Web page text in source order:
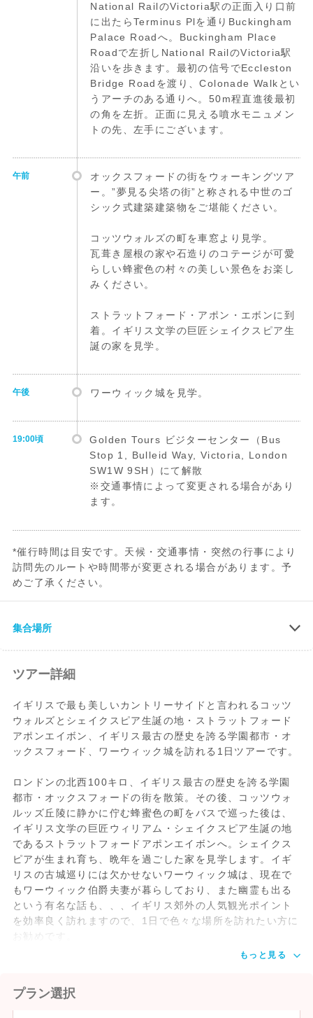
National RailのVictoria駅の正面入り口前
に出たらTerminus Plを通りBuckingham
Palace Roadへ。Buckingham Place
Roadで左折しNational RailのVictoria駅
沿いを歩きます。最初の信号でEccleston
Bridge Roadを渡り、Colonade Walkとい
うアーチのある通りへ。50m程直進後最初
の角を左折。正面に見える噴水モニュメン
トの先、左手にございます。
午前
オックスフォードの街をウォーキングツア
ー。”夢見る尖塔の街”と称される中世のゴ
シック式建築建築物をご堪能ください。
コッツウォルズの町を車窓より見学。
瓦葺き屋根の家や石造りのコテージが可愛
らしい蜂蜜色の村々の美しい景色をお楽し
みください。
ストラットフォード・アポン・エボンに到
着。イギリス文学の巨匠シェイクスピア生
誕の家を見学。
午後 ワーウィック城を見学。
19:00頃
Golden Tours ビジターセンター（Bus
Stop 1, Bulleid Way, Victoria, London
SW1W 9SH）にて解散
※交通事情によって変更される場合があり
ます。
*催行時間は目安です。天候・交通事情・突然の行事により
訪問先のルートや時間帯が変更される場合があります。予
めご了承ください。
集合場所
ツアー詳細
イギリスで最も美しいカントリーサイドと言われるコッツ
ウォルズとシェイクスピア生誕の地・ストラットフォード
アポンエイボン、イギリス最古の歴史を誇る学園都市・オ
ックスフォード、ワーウィック城を訪れる1日ツアーです。
ロンドンの北西100キロ、イギリス最古の歴史を誇る学園
都市・オックスフォードの街を散策。その後、コッツウォ
ルッズ丘陵に静かに佇む蜂蜜色の町をバスで巡った後は、
イギリス文学の巨匠ウィリアム・シェイクスピア生誕の地
であるストラットフォードアポンエイボンへ。シェイクス
ピアが生まれ育ち、晩年を過ごした家を見学します。イギ
リスの古城巡りには欠かせないワーウィック城は、現在で
もワーウィック伯爵夫妻が暮らしており、また幽霊も出る
という有名な話も、、、イギリス郊外の人気観光ポイント
を効率良く訪れますので、1日で色々な場所を訪れたい方に
お勧めです。
もっと見る
プラン選択